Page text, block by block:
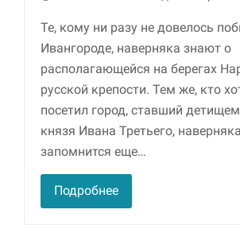
Те, кому ни разу не довелось
Ивангороде, наверняка знают о
располагающейся на берегах
русской крепости. Тем же, кто
посетил город, ставший
князя Ивана Третьего,
запомнится еще…
Подробнее